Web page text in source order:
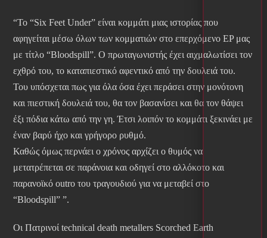
“To “Six Feet Under” είναι κομμάτι μιας ιστορίας που
αφηγείται μέσω όλων των κομματιών στο επερχόμενο EP μας
με τίτλο “Bloodspill”. Ο πρωταγωνιστής έχει αιχμαλωτίσει τον
εχθρό του, το καταπιεστικό αφεντικό από την δουλειά του.
Του υπόσχεται πως για όλα όσα έχει περάσει στην μονότονη
και πιεστική δουλειά του, θα τον βασανίσει και θα τον θάψει
έξι πόδια κάτω από την γη. Έτσι λοιπόν το κομμάτι ξεκινάει με
έναν βαρύ ήχο και γρήγορο ρυθμό.
Καθώς όμως περνάει ο χρόνος αρχίζει ο θυμός να
μετατρέπεται σε παράνοια και οδηγεί στο αλλόκοτο και
παρανοϊκό outro του τραγουδιού για να μεταβεί στο
“Bloodspill” ”.
Οι Πατρινοί technical death metallers Scorched Earth